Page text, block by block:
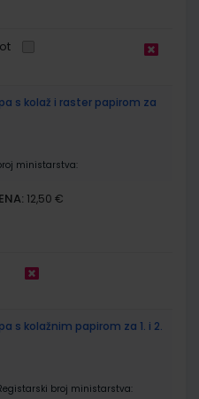
s kolaž i raster papirom za
ministarstva:
12,50 €
s kolažnim papirom za 1. i 2.
broj ministarstva: